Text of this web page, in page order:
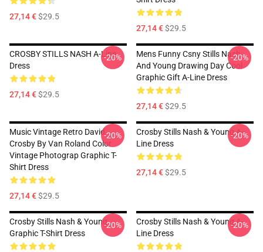
27,14 €$29.5
27,14 €$29.5
CROSBY STILLS NASH A-Line
Dress
27,14 €$29.5
-20%
Mens Funny Csny Stills Nash
And Young Drawing Day Cool
Graphic Gift A-Line Dress
27,14 €$29.5
-20%
Music Vintage Retro David
Crosby By Van Roland Color
Vintage Photograp Graphic T-
Shirt Dress
27,14 €$29.5
-20%
Crosby Stills Nash & Young A-
Line Dress
27,14 €$29.5
-20%
Crosby Stills Nash & Young
Graphic T-Shirt Dress
-20%
Crosby Stills Nash & Young A-
Line Dress
-20%